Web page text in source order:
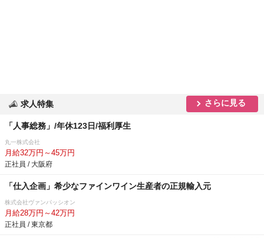
求人特集 さらに見る
「人事総務」/年休123日/福利厚生
丸一株式会社
月給32万円～45万円
正社員 / 大阪府
「仕入企画」希少なファインワイン生産者の正規輸入元
株式会社ヴァンパッシオン
月給28万円～42万円
正社員 / 東京都